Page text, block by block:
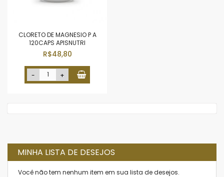
CLORETO DE MAGNESIO P A
120CAPS APISNUTRI
R$48,80
- +
MINHA LISTA DE DESEJOS
Você não tem nenhum item em sua lista de desejos.